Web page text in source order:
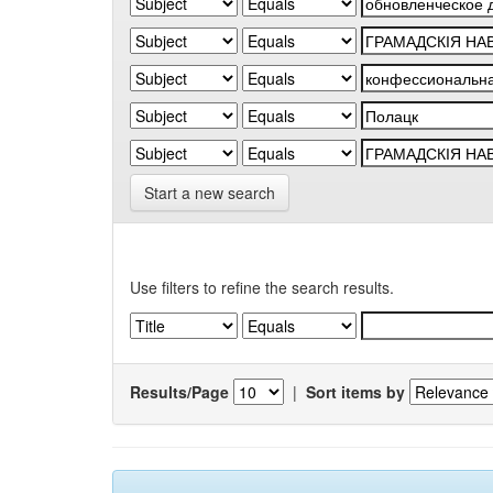
Start a new search
Use filters to refine the search results.
Results/Page | Sort items by